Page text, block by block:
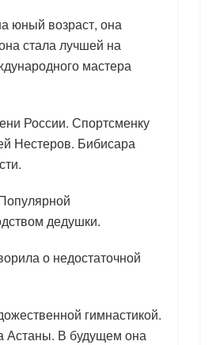
юный возраст, она
стала лучшей на
мастера
России. Спортсменку
Нестеров. Бибисара
дедушки.
о недостаточной
гимнастикой.
Астаны. В будущем она